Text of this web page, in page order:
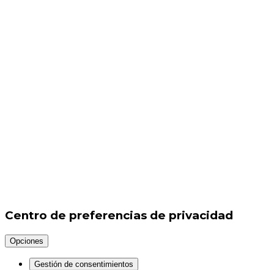
Centro de preferencias de privacidad
Opciones
Gestión de consentimientos